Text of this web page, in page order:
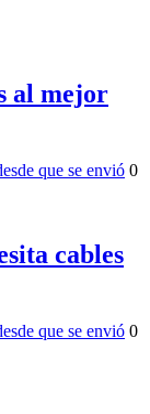
al mejor
que se envió 0
cables
que se envió 0